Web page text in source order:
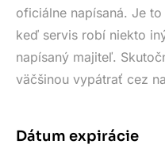
oficiálne napísaná. Je
keď servis robí niekto
napísaný majiteľ.
väčšinou vypátrať cez
Dátum expirácie